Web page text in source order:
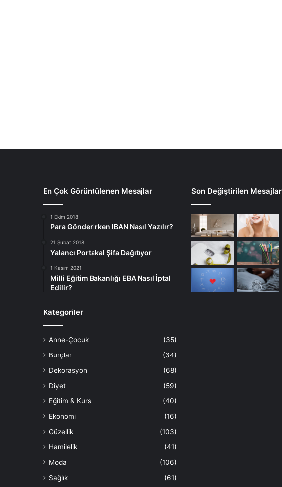
En Çok Görüntülenen Mesajlar
1 Ekim 2018
Para Gönderirken IBAN Nasıl Yazılır?
21 Şubat 2018
Yalancı Portakal Şifa Dağıtıyor
1 Kasım 2021
Milli Eğitim Bakanlığı EBA Nasıl İptal
Edilir?
Kategoriler
Anne-Çocuk
(35)
Burçlar
(34)
Dekorasyon
(68)
Diyet
(59)
Eğitim & Kurs
(40)
Ekonomi
(16)
Güzellik
(103)
Hamilelik
(41)
Moda
(106)
Sağlık
(61)
Son Değiştirilen Mesajlar